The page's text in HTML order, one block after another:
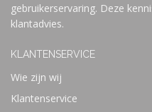
gebruikerservaring. Deze
klantadvies.
KLANTENSERVICE
Wie zijn wij
Klantenservice